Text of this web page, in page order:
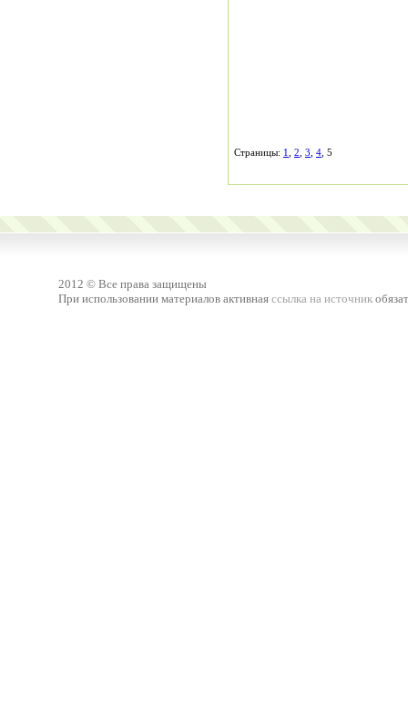
Страницы: 1 2 3 4 , 5
2012 © Все права защищены
При использовании материалов активная ссылка на источник